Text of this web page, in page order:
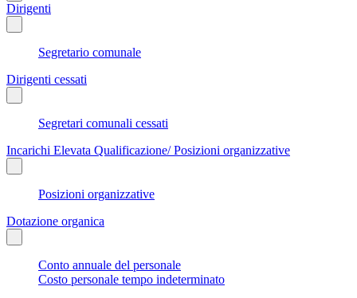
Dirigenti
Segretario comunale
Dirigenti cessati
Segretari comunali cessati
Incarichi Elevata Qualificazione/ Posizioni organizzative
Posizioni organizzative
Dotazione organica
Conto annuale del personale
Costo personale tempo indeterminato